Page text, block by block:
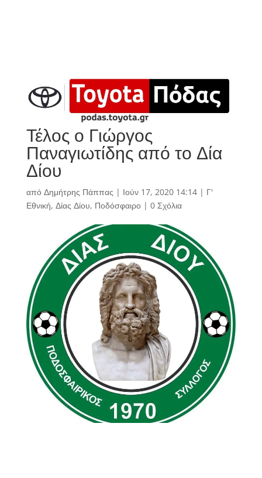
Τέλος ο Γιώργος
Παναγιωτίδης από το Δία
Δίου
από Δημήτρης Πάππας | Ιούν 17, 2020 14:14| Γ'
Εθνική, Δίας Δίου, Ποδόσφαιρο| 0 Σχόλια